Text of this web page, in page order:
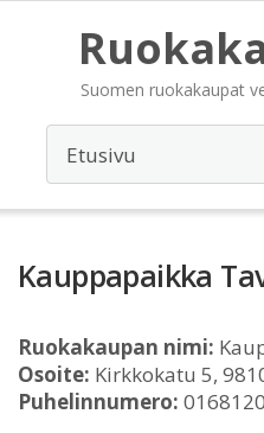
Suomen ruokakaupat
Kauppapaikka
Ruokakaupan nimi:
Osoite: Kirkkokatu 5,
Puhelinnumero: